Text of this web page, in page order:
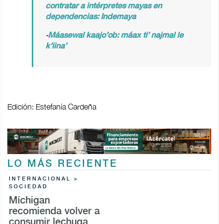
contratar a intérpretes mayas en
dependencias: Indemaya
-Máasewal kaajo’ob: máax ti’ najmal le
k’iina’
Edición: Estefanía Cardeña
LO MÁS RECIENTE
INTERNACIONAL >
SOCIEDAD
Míchigan
recomienda volver a